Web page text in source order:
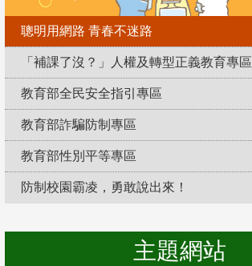
聰明用網路 青春不迷路
「補課了沒？」人權及轉型正義教育專區
教育部全民安全指引專區
教育部詐騙防制專區
教育部性別平等專區
防制校園霸凌，勇敢說出來！
主題網站